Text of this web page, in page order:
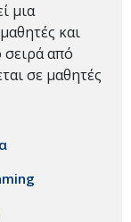
μια
και
σειρά από
σε μαθητές